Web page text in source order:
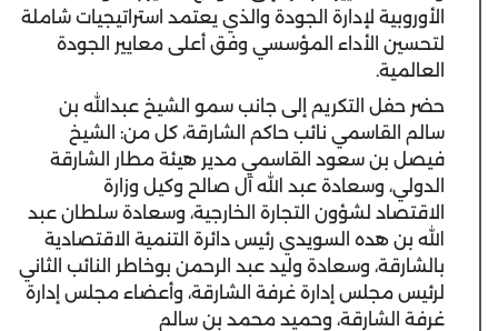
الأوروبية لإدارة الجودة والذي يعتمد استراتيجيات شاملة
لتحسين الأداء المؤسسي وفق أعلى معايير الجودة
العالمية.
حضر حفل التكريم إلى جانب سمو الشيخ عبدالله بن
سالم القاسمي نائب حاكم الشارقة، كل من: الشيخ
فيصل بن سعود القاسمي مدير هيئة مطار الشارقة
الدولي، وسعادة عبد الله آل صالح وكيل وزارة
الاقتصاد لشؤون التجارة الخارجية، وسعادة سلطان عبد
الله بن هده السويدي رئيس دائرة التنمية الاقتصادية
بالشارقة، وسعادة وليد عبد الرحمن بوخاطر النائب الثاني
لرئيس مجلس إدارة غرفة الشارقة، وأعضاء مجلس إدارة
غرفة الشارقة، وحميد محمد بن سالم